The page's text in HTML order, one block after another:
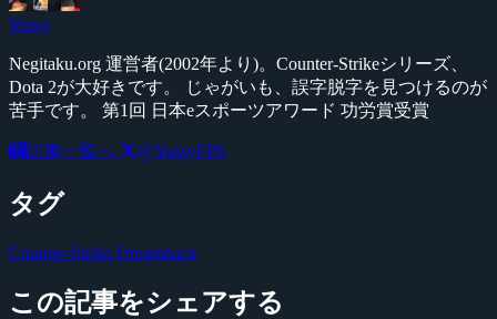
Yossy
Negitaku.org 運営者(2002年より)。Counter-Strikeシリーズ、
Dota 2が大好きです。 じゃがいも、誤字脱字を見つけるのが
苦手です。 第1回 日本eスポーツアワード 功労賞受賞
記事一覧へ @YossyFPS
タグ
Counter-Strike Dreamhack
この記事をシェアする